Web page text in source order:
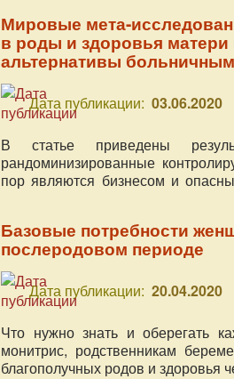
Мировые мета-
в роды и здоровья
альтернативы
Дата публикации: 03.06.2020
В статье приведены
рандоминизированные
пор являются бизнесом и
Базовые потребности
послеродовом периоде
Дата публикации: 20.04.2020
Что нужно знать и оберегать
монитрис, родственникам
благополучных родов и здоровья